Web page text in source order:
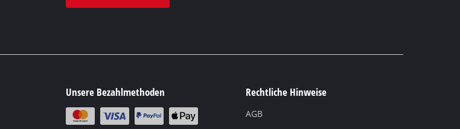
Unsere Bezahlmethoden Rechtliche Hinweise
AGB